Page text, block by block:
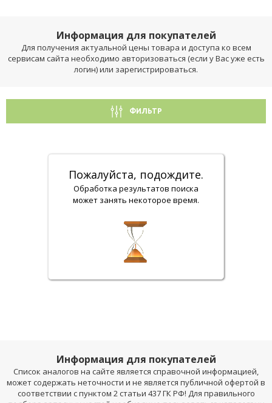
Информация для покупателей
Для получения актуальной цены товара и доступа ко всем
сервисам сайта необходимо авторизоваться (если у Вас уже есть
логин) или зарегистрироваться.
ФИЛЬТР
Пожалуйста, подождите.
Обработка результатов поиска
может занять некоторое время.
Информация для покупателей
Список аналогов на сайте является справочной информацией,
может содержать неточности и не является публичной офертой в
соответствии с пунктом 2 статьи 437 ГК РФ! Для правильного